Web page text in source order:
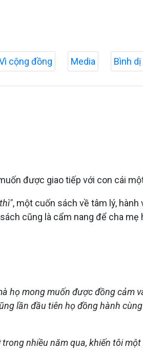
cộng đồng Media Bình
được giao tiếp với con cái
, một cuốn sách về tâm lý,
cũng là cẩm nang để cha
mong muốn được đồng cảm
lần đầu tiên họ đồng hành
nhiều năm qua, khiến tôi